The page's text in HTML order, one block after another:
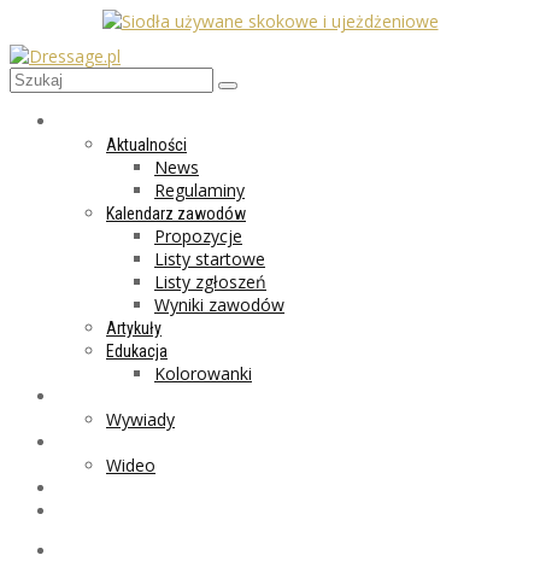
Aktualności
News
Regulaminy
Kalendarz zawodów
Propozycje
Listy startowe
Listy zgłoszeń
Wyniki zawodów
Artykuły
Edukacja
Kolorowanki
Wywiady
Wideo